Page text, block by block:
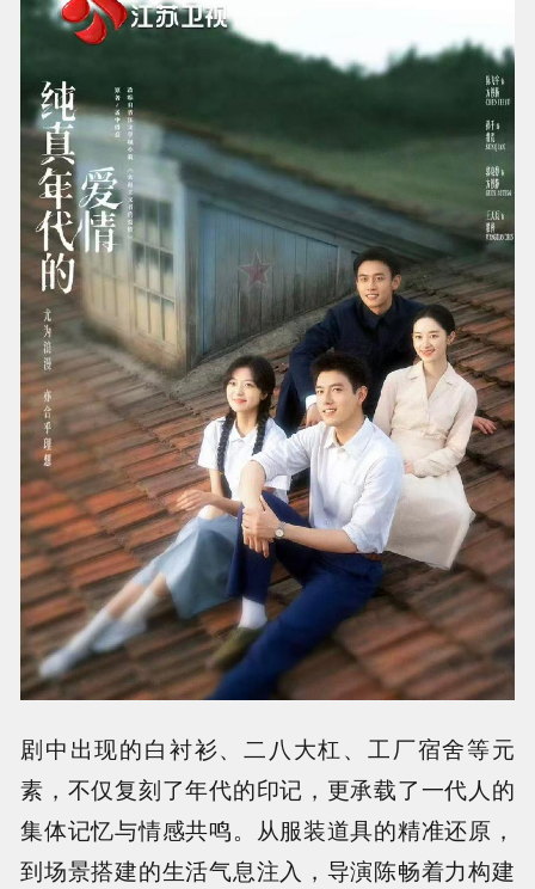
剧中出现的白衬衫、二八大杠、工厂宿舍等元
素，不仅复刻了年代的印记，更承载了一代人的
集体记忆与情感共鸣。从服装道具的精准还原，
到场景搭建的生活气息注入，导演陈畅着力构建